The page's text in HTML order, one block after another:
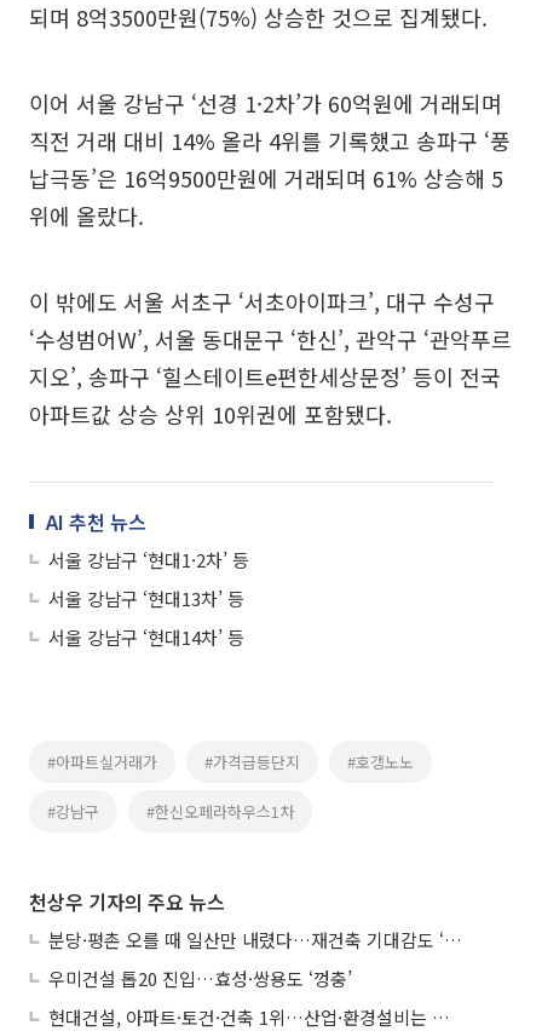
되며 8억3500만원(75%) 상승한 것으로 집계됐다.
이어 서울 강남구 ‘선경 1·2차’가 60억원에 거래되며
직전 거래 대비 14% 올라 4위를 기록했고 송파구 ‘풍
납극동’은 16억9500만원에 거래되며 61% 상승해 5
위에 올랐다.
이 밖에도 서울 서초구 ‘서초아이파크’, 대구 수성구
‘수성범어W’, 서울 동대문구 ‘한신’, 관악구 ‘관악푸르
지오’, 송파구 ‘힐스테이트e편한세상문정’ 등이 전국
아파트값 상승 상위 10위권에 포함됐다.
AI 추천 뉴스
서울 강남구 ‘현대1·2차’ 등
서울 강남구 ‘현대13차’ 등
서울 강남구 ‘현대14차’ 등
#아파트실거래가 #가격급등단지 #호갱노노
#강남구 #한신오페라하우스1차
천상우 기자의 주요 뉴스
분당·평촌 오를 때 일산만 내렸다…재건축 기대감도 ‘무색’
우미건설 톱20 진입…효성·쌍용도 ‘껑충’
현대건설, 아파트·토건·건축 1위…산업·환경설비는 삼성E&A